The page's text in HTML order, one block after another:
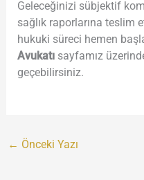
Geleceğinizi sübjektif
sağlık raporlarına teslim
hukuki süreci hemen
Avukatısayfamız
geçebilirsiniz.
← Önceki Yazı